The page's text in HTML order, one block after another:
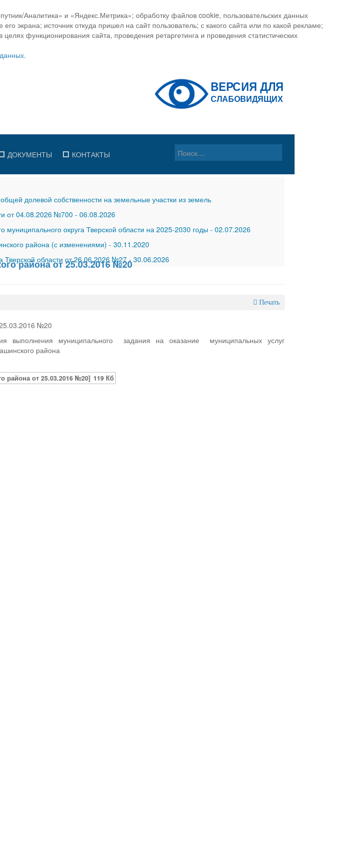
Аналитика» и «Яндекс.Метрика»; обработку файлов cookie, пользовательских данных
экрана; источник откуда пришел на сайт пользователь; с какого сайта или по какой рекламе;
функционирования сайта, проведения ретаргетинга и проведения статистических
ДОКУМЕНТЫ КОНТАКТЫ
долевой собственности на земельные участки из земель
от 04.08.2026 №700 - 06.08.2026
округа Тверской области на 2025-2030 годы - 02.07.2026
района (с изменениями) - 30.11.2020
Тверской области от 26.06.2026 №27-30.06.2026
района от 25.03.2016 №20
Печать
№20
выполнения муниципального задания на оказание муниципальных услуг
района
района от 25.03.2016 №20] 119 Кб